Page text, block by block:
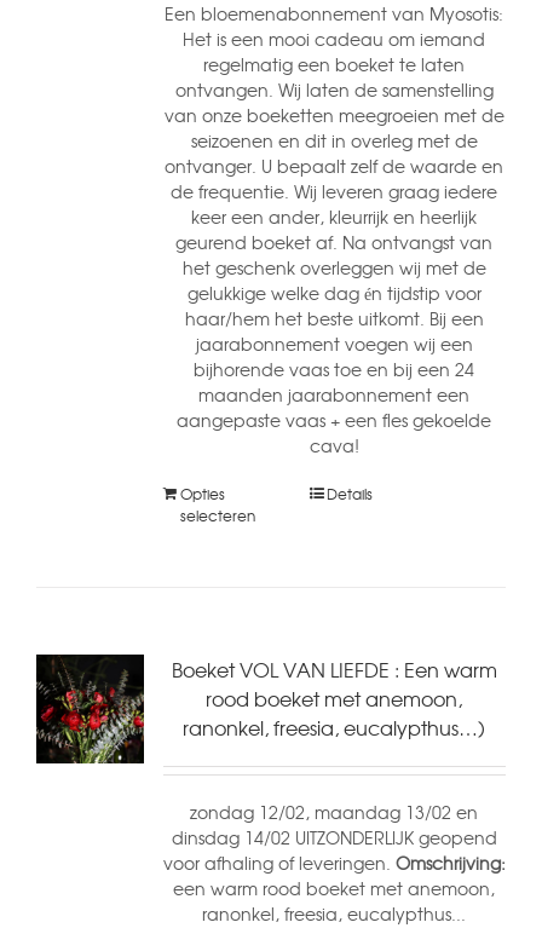
Een bloemenabonnement van Myosotis:
Het is een mooi cadeau om iemand
regelmatig een boeket te laten
ontvangen. Wij laten de samenstelling
van onze boeketten meegroeien met de
seizoenen en dit in overleg met de
ontvanger. U bepaalt zelf de waarde en
de frequentie. Wij leveren graag iedere
keer een ander, kleurrijk en heerlijk
geurend boeket af. Na ontvangst van
het geschenk overleggen wij met de
gelukkige welke dag én tijdstip voor
haar/hem het beste uitkomt. Bij een
jaarabonnement voegen wij een
bijhorende vaas toe en bij een 24
maanden jaarabonnement een
aangepaste vaas + een fles gekoelde
cava!
Opties
selecteren
Details
Boeket VOL VAN LIEFDE : Een warm
rood boeket met anemoon,
ranonkel, freesia, eucalypthus…)
zondag 12/02, maandag 13/02 en
dinsdag 14/02 UITZONDERLIJK geopend
voor afhaling of leveringen. Omschrijving:
een warm rood boeket met anemoon,
ranonkel, freesia, eucalypthus...